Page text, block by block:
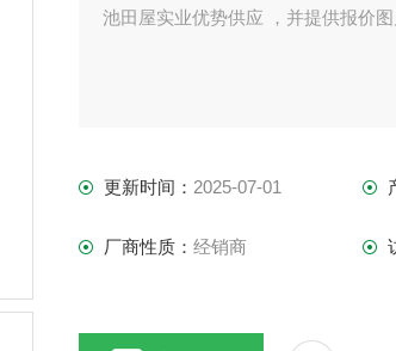
池田屋实业优势供应 ，并提供报价
更新时间： 2025-07-01
厂商性质：经销商